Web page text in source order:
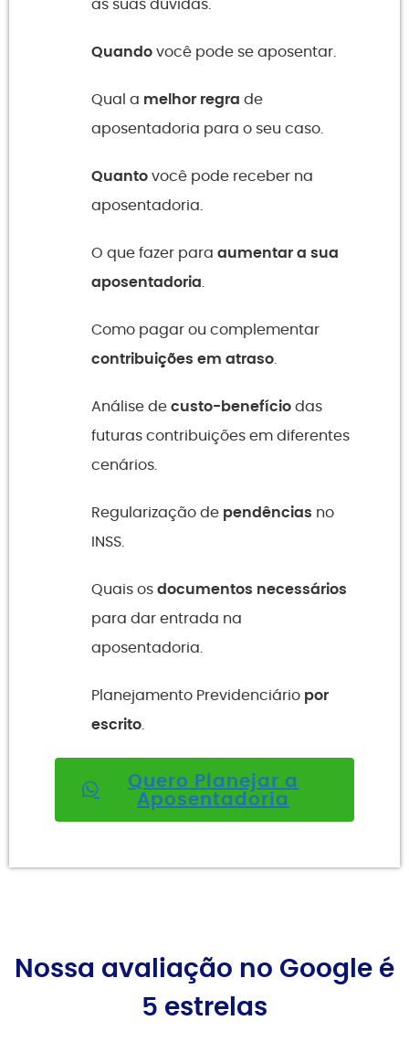
as suas dúvidas.
Quandovocê pode se aposentar.
Qual a melhor regra de
aposentadoria para o seu caso.
Quantovocê pode receber na
aposentadoria.
O que fazer para aumentar a sua
aposentadoria.
Como pagar ou complementar
contribuições em atraso.
Análise decusto-benefíciodas
futuras contribuições em diferentes
cenários.
Regularização de pendências no
INSS.
Quais osdocumentos necessários
para dar entrada na
aposentadoria.
Planejamento Previdenciário por
escrito.
Quero Planejar a
Aposentadoria
Nossa avaliação no Google é
5 estrelas